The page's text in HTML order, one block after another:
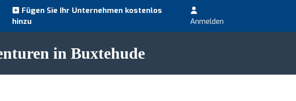
Fügen Sie Ihr Unternehmen kostenlos
hinzu
Anmelden
in Buxtehude